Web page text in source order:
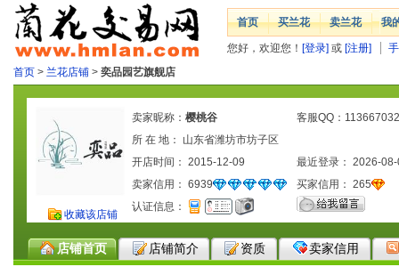
首页 买兰花 卖兰花 我
您好，欢迎您！ [登录] 或 [注册]
首页 > 兰花店铺 > 奕品园艺旗舰店
收藏该店铺
卖家昵称： 樱桃谷
客服QQ：
所 在 地： 山东省潍坊市坊子区
开店时间： 2015-12-09
最近登录： 2026-
卖家信用： 6939 买家信用： 265
认证信息：
店铺首页 店铺简介 资质 卖家信用